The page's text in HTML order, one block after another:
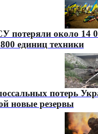
потеряли около 14
единиц техники
потерь
новые резервы